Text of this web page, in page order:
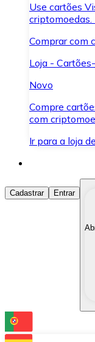
Use cartões
criptomoedas.
Comprar com
Loja -
Novo
Compre
com
Ir para a loja
Comprar
Compre as
Converta
Troque uma
Cadastrar Entrar